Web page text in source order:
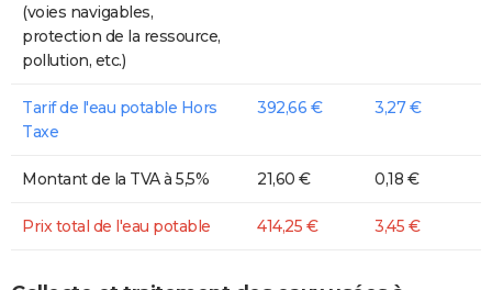
(voies navigables,
protection de la ressource,
pollution, etc.)
Tarif de l'eau potable Hors
Taxe
392,66 € 3,27 €
Montant de la TVA à 5,5% 21,60 € 0,18 €
Prix total de l'eau potable 414,25 € 3,45 €